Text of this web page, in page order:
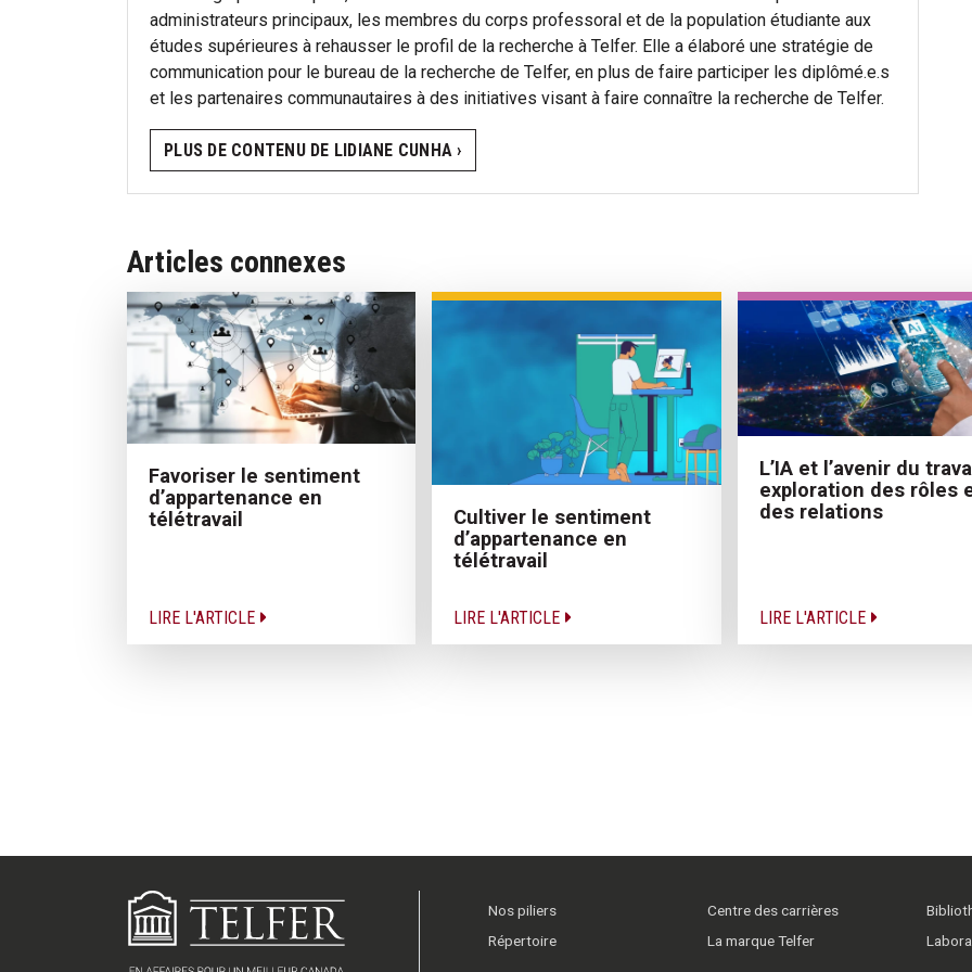
administrateurs principaux, les membres du corps professoral et de la population étudiante aux
études supérieures à rehausser le profil de la recherche à Telfer. Elle a élaboré une stratégie de
communication pour le bureau de la recherche de Telfer, en plus de faire participer les diplômé.e.s
et les partenaires communautaires à des initiatives visant à faire connaître la recherche de Telfer.
PLUS DE CONTENU DE LIDIANE CUNHA ›
Articles connexes
Favoriser le sentiment
d’appartenance en
télétravail
LIRE L'ARTICLE
Cultiver le sentiment
d’appartenance en
télétravail
LIRE L'ARTICLE
L’IA et l’avenir du
exploration des rôles
des relations
LIRE L'ARTICLE
Nos piliers
Répertoire
Centre des carrières
La marque Telfer